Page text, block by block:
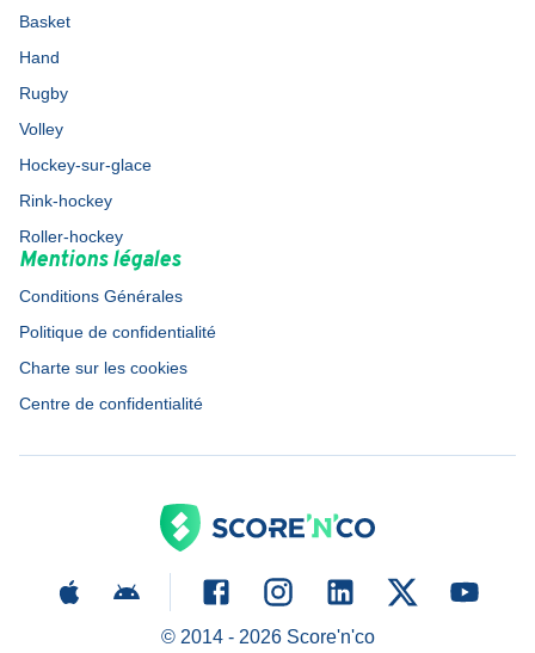
Basket
Hand
Rugby
Volley
Hockey-sur-glace
Rink-hockey
Roller-hockey
Mentions légales
Conditions Générales
Politique de confidentialité
Charte sur les cookies
Centre de confidentialité
© 2014 - 2026Score'n'co